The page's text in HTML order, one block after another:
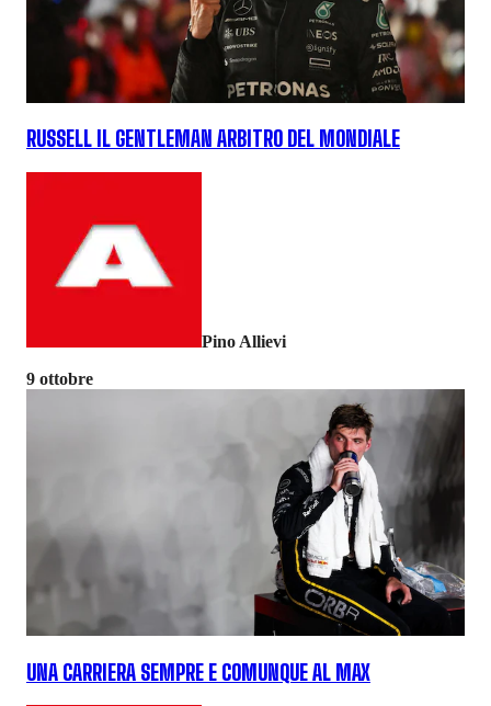
RUSSELL IL GENTLEMAN ARBITRO DEL MONDIALE
Pino Allievi
9 ottobre
UNA CARRIERA SEMPRE E COMUNQUE AL MAX